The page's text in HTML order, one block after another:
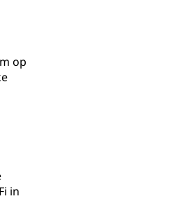
op
in